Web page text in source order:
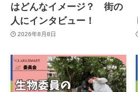
はどんなイメージ？ 街の
人にインタビュー！
2026年8月8日